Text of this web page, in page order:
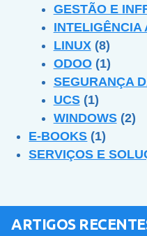
GESTÃO E
INTELIGÊNCIA
LINUX(8)
ODOO(1)
SEGURANÇA
UCS(1)
WINDOWS(2)
E-BOOKS (1)
SERVIÇOS E
ARTIGOS